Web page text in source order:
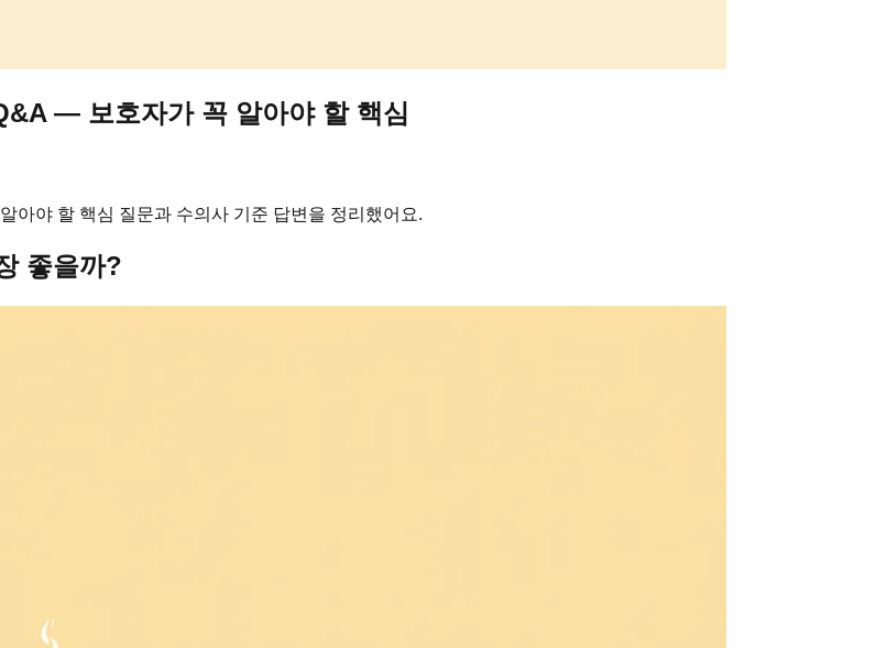
— 보호자가 꼭 알아야 할 핵심
아야 할 핵심 질문과 수의사 기준 답변을 정리했어요.
좋을까?